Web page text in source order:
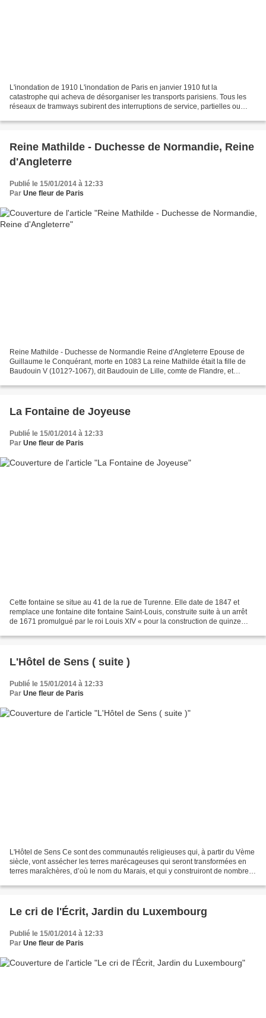
L'inondation de 1910 L'inondation de Paris en janvier 1910 fut la
catastrophe qui acheva de désorganiser les transports parisiens. Tous les
réseaux de tramways subirent des interruptions de service, partielles ou
Reine Mathilde - Duchesse de Normandie, Reine
d'Angleterre
Publié le 15/01/2014 à 12:33
Par Une fleur de Paris
Reine Mathilde - Duchesse de Normandie Reine d'Angleterre Epouse de
Guillaume le Conquérant, morte en 1083 La reine Mathilde était la fille de
Baudouin V (1012?-1067), dit Baudouin de Lille, comte de Flandre, et
La Fontaine de Joyeuse
Publié le 15/01/2014 à 12:33
Par Une fleur de Paris
Cette fontaine se situe au 41 de la rue de Turenne. Elle date de 1847 et
remplace une fontaine dite fontaine Saint-Louis, construite suite à un arrêt
de 1671 promulgué par le roi Louis XIV « pour la construction de quinze
L'Hôtel de Sens ( suite )
Publié le 15/01/2014 à 12:33
Par Une fleur de Paris
L'Hôtel de Sens Ce sont des communautés religieuses qui, à partir du Vème
siècle, vont assécher les terres marécageuses qui seront transformées en
terres maraîchères, d’où le nom du Marais, et qui y construiront de nombreux
Le cri de l'Écrit, Jardin du Luxembourg
Publié le 15/01/2014 à 12:33
Par Une fleur de Paris